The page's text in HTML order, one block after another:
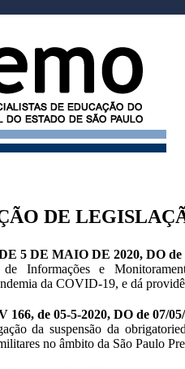
DE
5 DE MAIO DE 2020, DO de
Informações e
da COVID-19, e dá
166, de 05-5-2020, DO de 07/
da suspensão da
no âmbito da São Paulo